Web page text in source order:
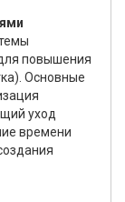
повышения
Основные
уход
времени